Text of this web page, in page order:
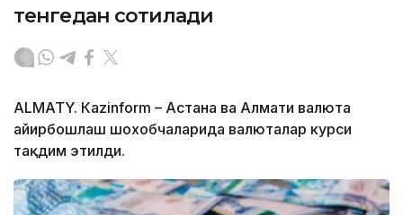
тенгедан сотилади
ALMATY. Кazinform – Астана ва Алмати валюта
айирбошлаш шохобчаларида валюталар курси
тақдим этилди.